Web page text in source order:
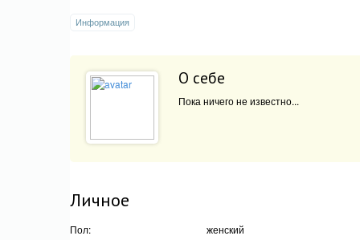
Информация
О себе
Пока ничего не известно...
Личное
Пол:
женский